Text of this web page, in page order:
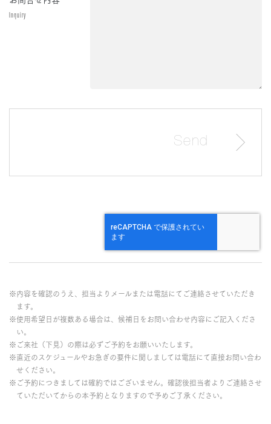
Inquiry
※内容を確認のうえ、担当よりメールまたは電話にてご連絡させていただき
ます。
※使用希望日が複数ある場合は、候補日をお問い合わせ内容にご記入くださ
い。
※ご来社（下見）の際は必ずご予約をお願いいたします。
※直近のスケジュールやお急ぎの要件に関しましては電話にて直接お問い合わ
せください。
※ご予約につきましては確約ではございません。確認後担当者よりご連絡させ
ていただいてからの本予約となりますので予めご了承ください。